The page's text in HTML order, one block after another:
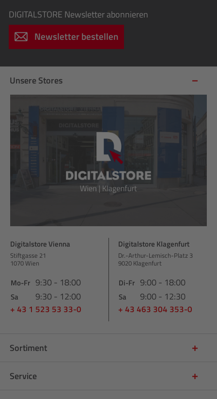
DIGITALSTORE Newsletter abonnieren
Newsletter bestellen
Unsere Stores
Digitalstore Vienna
Stiftgasse 21
1070 Wien
Mo-Fr 9:30 - 18:00
Sa 9:30 - 12:00
+ 43 1 523 53 33-0
Digitalstore Klagenfurt
Dr.-Arthur-Lemisch-Platz 3
9020 Klagenfurt
Di-Fr 9:00 - 18:00
Sa 9:00 - 12:30
+ 43 463 304 353-0
Sortiment
Service